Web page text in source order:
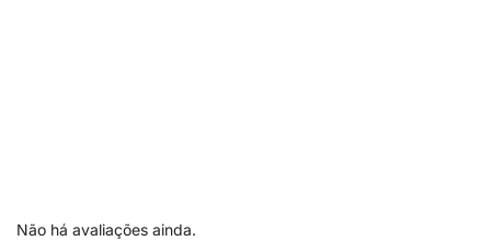
Não há avaliações ainda.